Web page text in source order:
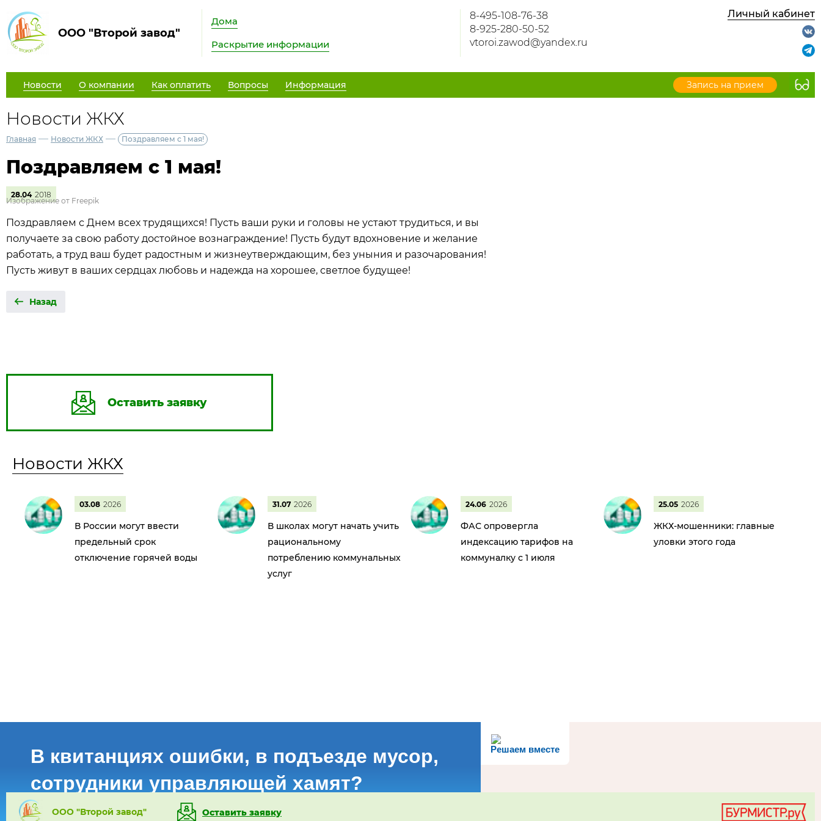
ООО "Второй завод"
Дома
Раскрытие информации
8-495-108-76-38
8-925-280-50-52
vtoroi.zawod@yandex.ru
Личный кабинет
Новости О компании Как оплатить Вопросы Информация Запись на прием
Новости ЖКХ
Главная — Новости ЖКХ — Поздравляем с 1 мая!
Поздравляем с 1 мая!
28.04 2018
Изображение от Freepik
Поздравляем с Днем всех трудящихся! Пусть ваши руки и головы не устают трудиться, и вы
получаете за свою работу достойное вознаграждение! Пусть будут вдохновение и желание
работать, а труд ваш будет радостным и жизнеутверждающим, без уныния и разочарования!
Пусть живут в ваших сердцах любовь и надежда на хорошее, светлое будущее!
Назад
Оставить заявку
Новости ЖКХ
03.08 2026
В России могут ввести
предельный срок
отключение горячей воды
31.07 2026
В школах могут начать учить
рациональному
потреблению коммунальных
услуг
24.06 2026
ФАС опровергла
индексацию тарифов на
коммуналку с 1 июля
25.05 2026
ЖКХ-мошенники: главные
уловки этого года
ООО "Второй завод" Оставить заявку
Решаем вместе
В квитанциях ошибки, в подъезде мусор,
сотрудники управляющей хамят?
Расскажите о проблемах с ЖКХ